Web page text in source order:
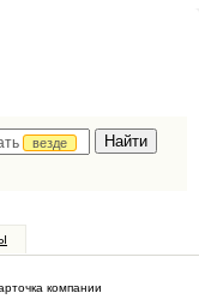
везде
компании